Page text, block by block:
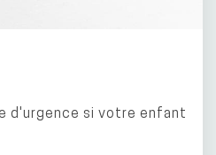
d'urgence si votre enfant